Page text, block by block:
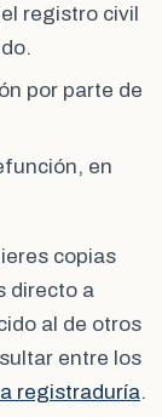
registro civil
por parte de
en
copias
directo a
al de otros
entre los
registraduría.